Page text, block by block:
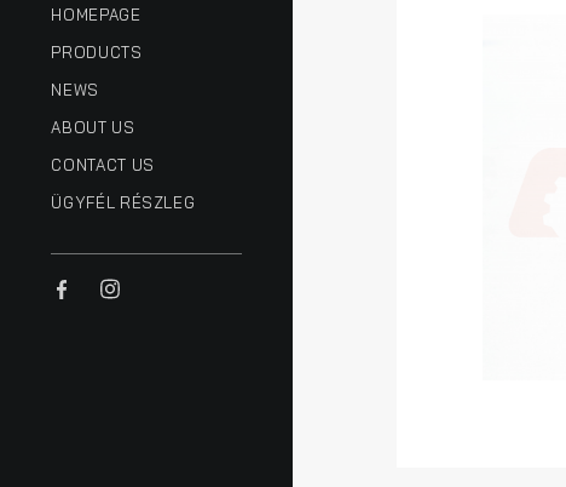
HOMEPAGE
PRODUCTS
NEWS
ABOUT US
CONTACT US
ÜGYFÉL RÉSZLEG